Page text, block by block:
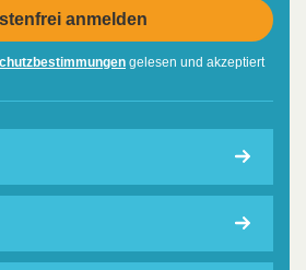
gelesen und akzeptiert